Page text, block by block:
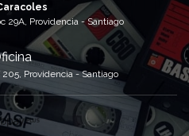
29A, Providencia - Santiago
205, Providencia - Santiago